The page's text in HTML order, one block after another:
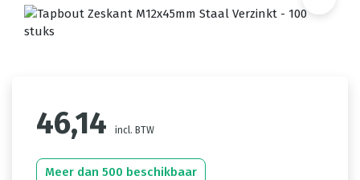
46,14 incl. BTW
Meer dan 500 beschikbaar